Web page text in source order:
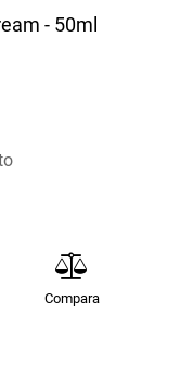
- 50ml
Compara